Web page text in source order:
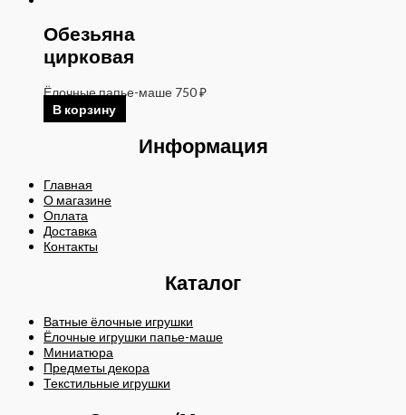
Обезьяна
цирковая
Ёлочные папье-маше 750₽
В корзину
Информация
Главная
О магазине
Оплата
Доставка
Контакты
Каталог
Ватные ёлочные игрушки
Ёлочные игрушки папье-маше
Миниатюра
Предметы декора
Текстильные игрушки